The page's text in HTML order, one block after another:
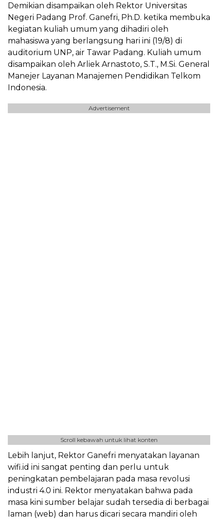
Demikian disampaikan oleh Rektor Universitas
Negeri Padang Prof. Ganefri, Ph.D. ketika membuka
kegiatan kuliah umum yang dihadiri oleh
mahasiswa yang berlangsung hari ini (19/8) di
auditorium UNP, air Tawar Padang. Kuliah umum
disampaikan oleh Arliek Arnastoto, S.T., M.Si. General
Manejer Layanan Manajemen Pendidikan Telkom
Indonesia.
Advertisement
Scroll kebawah untuk lihat konten
Lebih lanjut, Rektor Ganefri menyatakan layanan
wifi.id ini sangat penting dan perlu untuk
peningkatan pembelajaran pada masa revolusi
industri 4.0 ini. Rektor menyatakan bahwa pada
masa kini sumber belajar sudah tersedia di berbagai
laman (web) dan harus dicari secara mandiri oleh